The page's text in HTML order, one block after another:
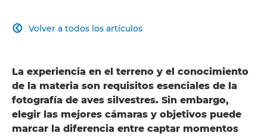
Volver a todos los artículos

La experiencia en el terreno y el conocimiento
de la materia son requisitos esenciales de la
fotografía de aves silvestres. Sin embargo,
elegir las mejores cámaras y objetivos puede
marcar la diferencia entre captar momentos